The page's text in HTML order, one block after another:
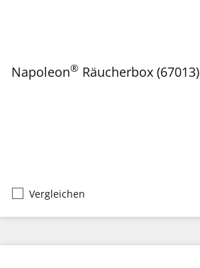
Napoleon® Räucherbox (67013)
Vergleichen